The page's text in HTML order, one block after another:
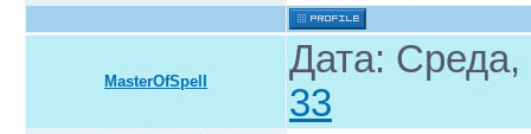
MasterOfSpell
Дата:
33